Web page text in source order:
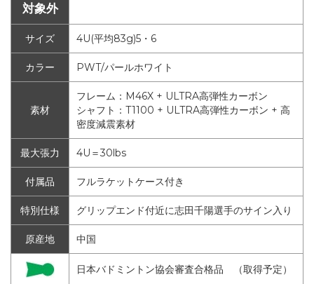
対象外
サイズ 4U(平均83g)5・6
カラー PWT/パールホワイト
素材
フレーム：M46X + ULTRA高弾性カーボン
シャフト：T1100 + ULTRA高弾性カーボン + 高
密度減震素材
最大張力 4U＝30lbs
付属品 フルラケットケース付き
特別仕様 グリップエンド付近に志田千陽選手のサイン入り
原産地 中国
日本バドミントン協会審査合格品 （取得予定）